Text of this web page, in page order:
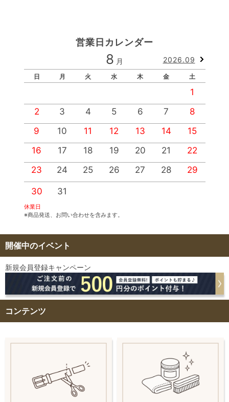
営業日カレンダー
8 月 2026.09
日 月 火 水 木 金 土
1
2
3 4 5 6 7
8
9
10 11 12 13 14
15
16
17 18 19 20 21
22
23
24 25 26 27 28 29
30 31
休業日
※商品発送、お問い合わせを含みます。
開催中のイベント
新規会員登録キャンペーン
コンテンツ